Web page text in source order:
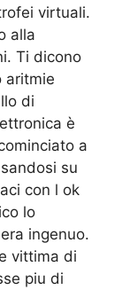
virtuali.
alla
Ti dicono
aritmie
di
è
a
su
con l ok
lo
ingenuo.
vittima di
piu di